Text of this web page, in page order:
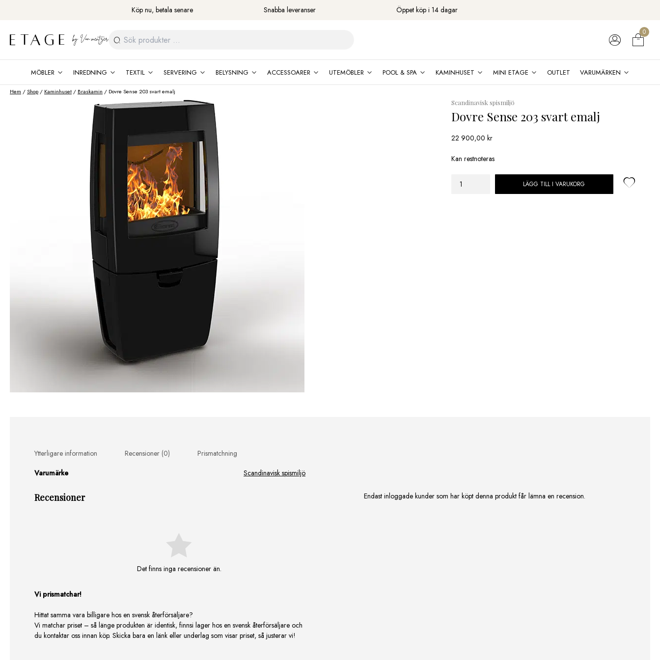
Köp nu, betala senare Snabba leveranser Öppet köp i 14 dagar
Sök
efter:
0
MÖBLER INREDNING TEXTIL SERVERING BELYSNING ACCESSOARER UTEMÖBLER POOL & SPA KAMINHUSET MINI ETAGE OUTLET VARUMÄRKEN
Hem /Shop / Kaminhuset / Braskamin / Dovre Sense 203 svart emalj
Scandinavisk spismiljö
Dovre Sense 203 svart emalj
22 900,00kr
Kan restnoteras
Dovre
LÄGG TILL I VARUKORG
Ytterligare information Recensioner (0)
Prismatchning
Varumärke
Scandinavisk spismiljö
Recensioner
Det finns inga recensioner än.
Endast inloggade kunder som har köpt denna produkt får lämna en recension.
Vi prismatchar!
Hittat samma vara billigare hos en svensk återförsäljare?
Vi matchar priset – så länge produkten är identisk, finnsi lager hos en svensk återförsäljare och
du kontaktar oss innan köp. Skicka bara en länk eller underlag som visar priset, så justerar vi!